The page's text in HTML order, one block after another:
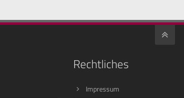
Rechtliches
Impressum